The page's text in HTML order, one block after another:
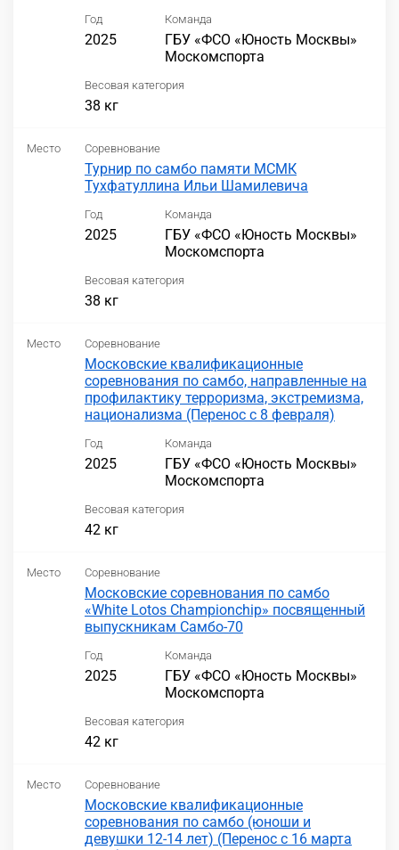
Год
2025
Команда
ГБУ «ФСО «Юность Москвы»
Москомспорта
Весовая категория
38 кг
Место Соревнование
Турнир по самбо памяти МСМК
Тухфатуллина Ильи Шамилевича
Год
2025
Команда
ГБУ «ФСО «Юность Москвы»
Москомспорта
Весовая категория
38 кг
Место Соревнование
Московские квалификационные
соревнования по самбо, направленные на
профилактику терроризма, экстремизма,
национализма (Перенос с 8 февраля)
Год
2025
Команда
ГБУ «ФСО «Юность Москвы»
Москомспорта
Весовая категория
42 кг
Место Соревнование
Московские соревнования по самбо
«White Lotos Championchip» посвященный
выпускникам Самбо-70
Год
2025
Команда
ГБУ «ФСО «Юность Москвы»
Москомспорта
Весовая категория
42 кг
Место Соревнование
Московские квалификационные
соревнования по самбо (юноши и
девушки 12-14 лет) (Перенос с 16 марта